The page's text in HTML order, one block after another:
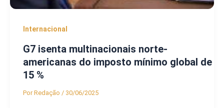
Internacional
G7 isenta multinacionais norte-
americanas do imposto mínimo global de
15 %
PorRedação / 30/06/2025